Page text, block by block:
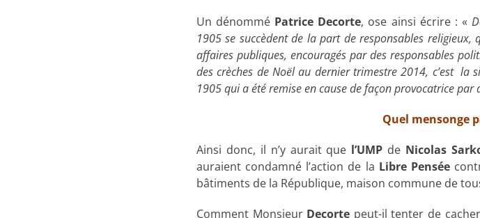
Un dénommé Patrice Decorte, ose ainsi écrire : «
1905 se succèdent de la part de responsables
affaires publiques, encouragés par des responsables
des crèches de Noël au dernier trimestre 2014, c’est
1905 qui a été remise en cause de façon provocatrice par
Quel mensonge
Ainsi donc, il n’y aurait que l’UMP de Nicolas
auraient condamné l’action de la Libre Pensée
bâtiments de la République, maison commune de
Comment Monsieur Decorte peut-il tenter de